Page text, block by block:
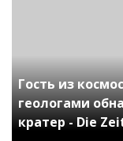
Гость из
геологами
кратер - Die